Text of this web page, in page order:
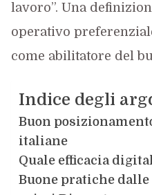
lavoro”. Una
operativo
come abilitatore del
Indice degli
Buon
italiane
Quale efficacia
Buone pratiche